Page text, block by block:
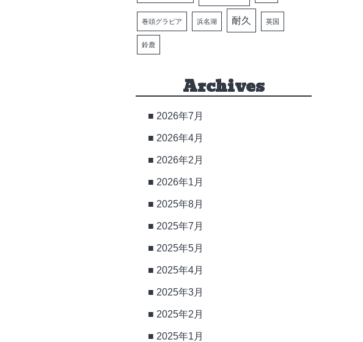
巻頭グラビア 浜名湖 耐久 英国
鈴鹿
Archives
2026年7月
2026年4月
2026年2月
2026年1月
2025年8月
2025年7月
2025年5月
2025年4月
2025年3月
2025年2月
2025年1月